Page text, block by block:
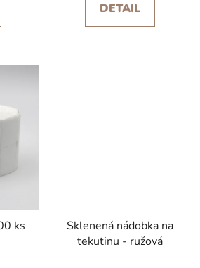
DETAIL
ks
Sklenená nádobka na
tekutinu - ružová